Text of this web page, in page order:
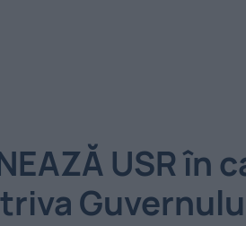
USR în